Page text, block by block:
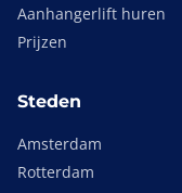
Aanhangerlift huren
Prijzen
Steden
Amsterdam
Rotterdam